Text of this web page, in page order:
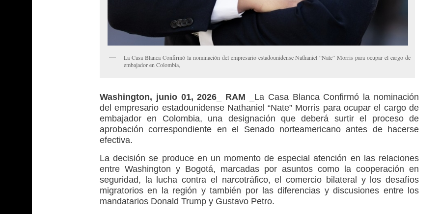
La Casa Blanca Confirmó la nominación del empresario estadounidense Nathaniel “Nate” Morris para ocupar el cargo de
embajador en Colombia,
Washington, junio 01, 2026_ RAM _ La Casa Blanca Confirmó la nominación
del empresario estadounidense Nathaniel “Nate” Morris para ocupar el cargo de
embajador en Colombia, una designación que deberá surtir el proceso de
aprobación correspondiente en el Senado norteamericano antes de hacerse
efectiva.
La decisión se produce en un momento de especial atención en las relaciones
entre Washington y Bogotá, marcadas por asuntos como la cooperación en
seguridad, la lucha contra el narcotráfico, el comercio bilateral y los desafíos
migratorios en la región y también por las diferencias y discusiones entre los
mandatarios Donald Trump y Gustavo Petro.